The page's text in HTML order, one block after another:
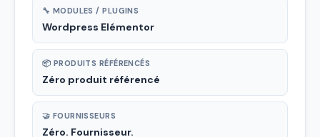
🔧 MODULES / PLUGINS
Wordpress Elémentor
📦 PRODUITS RÉFÉRENCÉS
Zéro produit référencé
🤝 FOURNISSEURS
Zéro. Fournisseur.